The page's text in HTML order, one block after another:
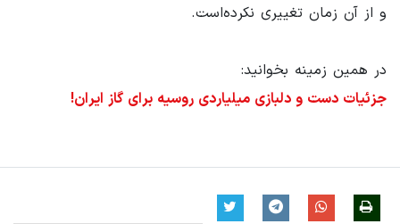
و از آن زمان تغییری نکرده‌است.
در همین زمینه بخوانید:
جزئیات دست و دلبازی میلیاردی روسیه برای گاز ایران!